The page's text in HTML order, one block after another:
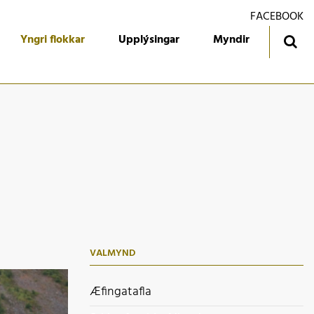
Yngri flokkar Upplýsingar Myndir
FACEBOOK
VALMYND
Æfingatafla